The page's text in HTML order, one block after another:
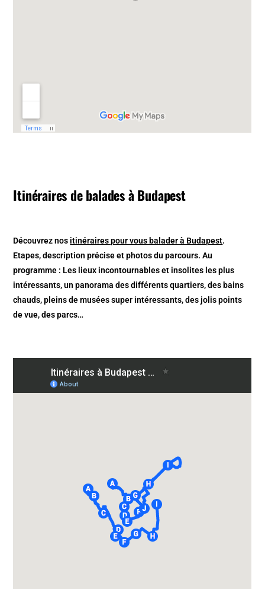
Itinéraires de balades à Budapest
Découvrez nos itinéraires pour vous balader à Budapest.
Etapes, description précise et photos du parcours. Au
programme : Les lieux incontournables et insolites les plus
intéressants, un panorama des différents quartiers, des bains
chauds, pleins de musées super intéressants, des jolis points
de vue, des parcs…